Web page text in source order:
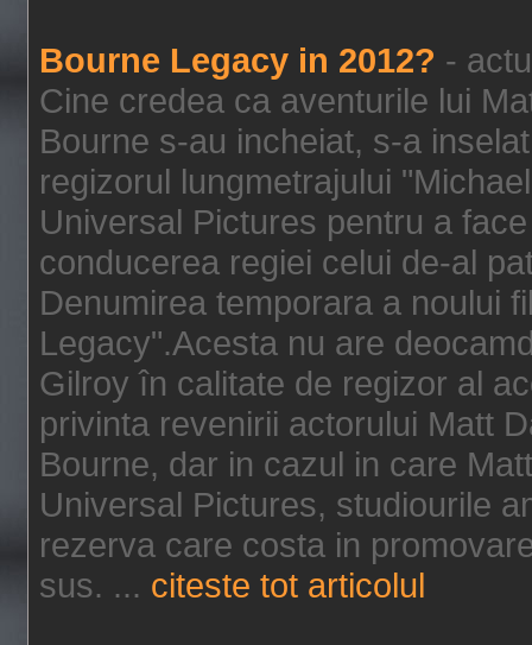
Bourne Legacy in 2012? -
Cine credea ca aventurile lui
Bourne s-au incheiat, s-a
regizorul lungmetrajului
Universal Pictures pentru a
conducerea regiei celui de-al
Denumirea temporara a noului
Legacy".Acesta nu are
Gilroy în calitate de regizor al
privinta revenirii actorului Matt
Bourne, dar in cazul in care
Universal Pictures, studiourile
rezerva care costa in
sus. ... citeste tot articolul